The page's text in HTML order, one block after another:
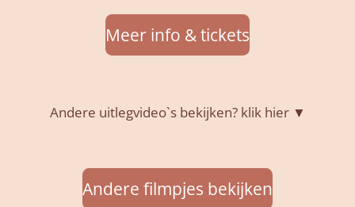
Meer info & tickets
Andere uitlegvideo`s bekijken? klik hier ▼
Andere filmpjes bekijken